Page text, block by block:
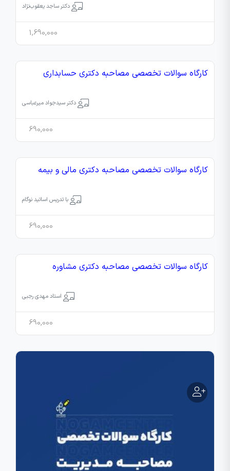
دکتر ساجد یعقوب‌نژاد
1,690,000
کارگاه سوالات تخصصی مصاحبه دکتری حسابداری
دکتر سیدجواد میرعباسی
690,000
کارگاه سوالات تخصصی مصاحبه دکتری مالی و بیمه
با تدریس اساتید نوگام
690,000
کارگاه سوالات تخصصی مصاحبه دکتری مشاوره
استاد مهدی رجبی
690,000